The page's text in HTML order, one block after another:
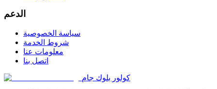
الدعم
سياسة الخصوصية
شروط الخدمة
معلومات عنا
اتصل بنا
كولور بلوك جام